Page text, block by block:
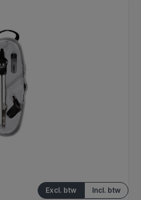
Incl. btw
Excl. btw